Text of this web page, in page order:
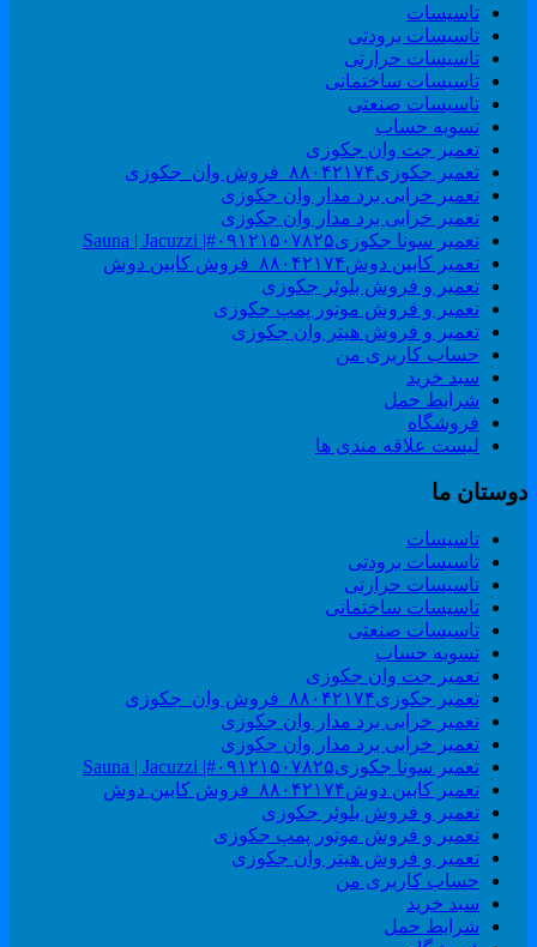
تاسیسات
تاسیسات برودتی
تاسیسات حرارتی
تاسیسات ساختمانی
تاسیسات صنعتی
تسویه حساب
تعمیر جت وان جکوزی
تعمیر جکوزی۸۸۰۴۲۱۷۴_فروش وان_جکوزی
تعمیر خرابی برد مدار وان جکوزی
تعمیر خرابی برد مدار وان جکوزی
تعمیر سونا جکوزی۰۹۱۲۱۵۰۷۸۲۵#| Sauna | Jacuzzi
تعمیر کابین دوش۸۸۰۴۲۱۷۴_فروش کابین دوش
تعمیر و فروش بلوئر جکوزی
تعمیر و فروش موتور پمپ جکوزی
تعمیر و فروش هیتر وان جکوزی
حساب کاربری من
سبد خرید
شرایط حمل
فروشگاه
لیست علاقه مندی ها
ما
تاسیسات
تاسیسات برودتی
تاسیسات حرارتی
تاسیسات ساختمانی
تاسیسات صنعتی
تسویه حساب
تعمیر جت وان جکوزی
تعمیر جکوزی۸۸۰۴۲۱۷۴_فروش وان_جکوزی
تعمیر خرابی برد مدار وان جکوزی
تعمیر خرابی برد مدار وان جکوزی
تعمیر سونا جکوزی۰۹۱۲۱۵۰۷۸۲۵#| Sauna | Jacuzzi
تعمیر کابین دوش۸۸۰۴۲۱۷۴_فروش کابین دوش
تعمیر و فروش بلوئر جکوزی
تعمیر و فروش موتور پمپ جکوزی
تعمیر و فروش هیتر وان جکوزی
حساب کاربری من
سبد خرید
شرایط حمل